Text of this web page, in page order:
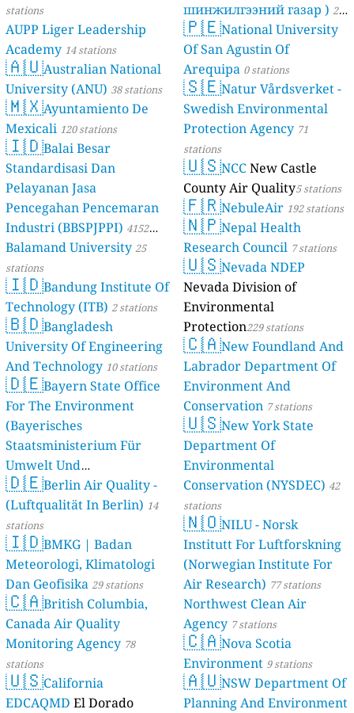
stations
AUPP Liger Leadership
Academy 14 stations
🇦🇺Australian National
University (ANU) 38 stations
🇲🇽Ayuntamiento De
Mexicali 120 stations
🇮🇩Balai Besar
Standardisasi Dan
Pelayanan Jasa
Pencegahan Pencemaran
Industri (BBSPJPPI) 4152
stations
Balamand University25
stations
🇮🇩Bandung Institute Of
Technology (ITB) 2 stations
🇧🇩Bangladesh
University Of Engineering
And Technology 10 stations
🇩🇪Bayern State Office
For The Environment
(Bayerisches
Staatsministerium Für
Umwelt Und
Verbraucherschutz) - LfU
46 stations
🇩🇪Berlin Air Quality -
(Luftqualität In Berlin) 14
stations
🇮🇩BMKG | Badan
Meteorologi, Klimatologi
Dan Geofisika 29 stations
🇨🇦British Columbia,
Canada Air Quality
Monitoring Agency 78
stations
🇺🇸California
EDCAQMD El Dorado
шинжилгээний газар ) 21
stations
🇵🇪National University
Of San Agustin Of
Arequipa 0 stations
🇸🇪Natur Vårdsverket -
Swedish Environmental
Protection Agency 71
stations
🇺🇸NCCNew Castle
County Air Quality5 stations
🇫🇷NebuleAir 192 stations
🇳🇵Nepal Health
Research Council 7 stations
🇺🇸Nevada NDEP
Nevada Division of
Environmental
Protection229 stations
🇨🇦New Foundland And
Labrador Department Of
Environment And
Conservation 7 stations
🇺🇸New York State
Department Of
Environmental
Conservation (NYSDEC) 42
stations
🇳🇴NILU - Norsk
Institutt For Luftforskning
(Norwegian Institute For
Air Research) 77 stations
Northwest Clean Air
Agency 7 stations
🇨🇦Nova Scotia
Environment 9 stations
🇦🇺NSW Department Of
Planning And Environment